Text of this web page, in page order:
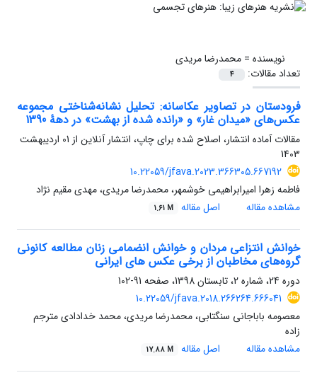
نویسنده =محمدرضا مریدی
تعداد مقالات:
4
فرودستان در تصاویر عکاسانه: تحلیل نشانه‌شناختی مجموعه‌
عکس‌های «میدان غار» و «رانده شده از بهشت» در دهۀ 1390
مقالات آماده انتشار، اصلاح شده برای چاپ، انتشار آنلاین از
01 اردیبهشت
1403
10.22059/jfava.2023.366305.667192
فاطمه زهرا امیرابراهیمی خوشمهر، محمدرضا مریدی، مهدی مقیم نژاد
مشاهده مقاله
اصل مقاله 1.61 M
خوانش انتزاعی مردان و خوانش انضمامی زنان مطالعه کانونی
گروه‌های مخاطبان از برخی عکس های ایرانی
دوره 24، شماره 2، تابستان 1398، صفحه
91-102
10.22059/jfava.2018.266264.666041
معصومه باباجانی سنگتابی، محمدرضا مریدی، محمد خدادادی مترجم
زاده
مشاهده مقاله
اصل مقاله 17.88 M